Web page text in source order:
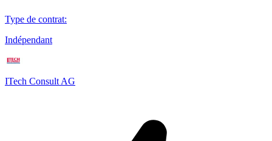
Type de contrat:
Indépendant
ITech Consult AG